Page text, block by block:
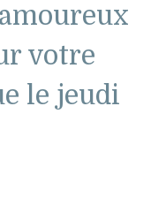
votre
le jeudi